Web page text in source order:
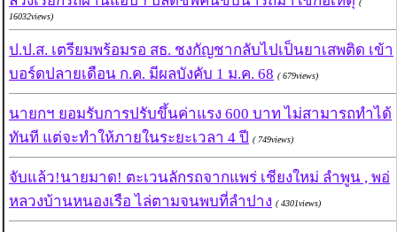
(
16032views)
ป.ป.ส. เตรียมพร้อมรอ สธ. ชงกัญชากลับไปเป็นยาเสพติด เข้า
บอร์ดปลายเดือน ก.ค. มีผลบังคับ 1 ม.ค. 68 ( 679views)
นายกฯ ยอมรับการปรับขึ้นค่าแรง 600 บาท ไม่สามารถทำได้
ทันที แต่จะทำให้ภายในระยะเวลา 4 ปี ( 749views)
จับแล้ว!นายมาด! ตะเวนลักรถจากแพร่ เชียงใหม่ ลำพูน , พอ่
หลวงบ้านหนองเรือ ไล่ตามจนพบที่ลำปาง ( 4301views)